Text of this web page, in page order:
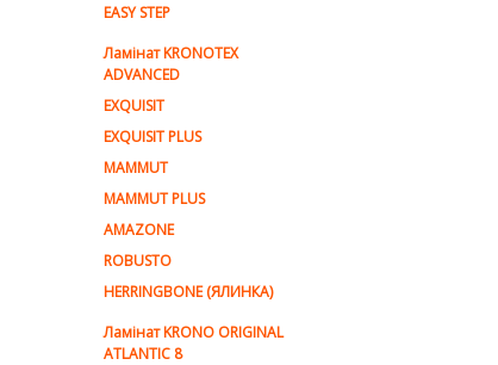
EASY STEP
Ламінат KRONOTEX
ADVANCED
EXQUISIT
EXQUISIT PLUS
MAMMUT
MAMMUT PLUS
AMAZONE
ROBUSTO
HERRINGBONE (ЯЛИНКА)
Ламiнат KRONO ORIGINAL
ATLANTIC 8